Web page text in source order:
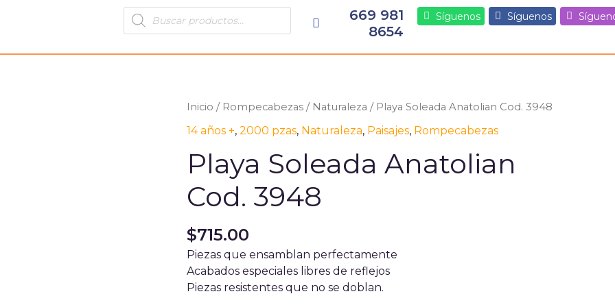
Products
search
669 981
8654
Síguenos Síguenos
Inicio / Rompecabezas / Naturaleza / Playa Soleada Anatolian Cod. 3948
14 años +, 2000 pzas, Naturaleza, Paisajes, Rompecabezas
Playa Soleada Anatolian
Cod. 3948
$715.00
Piezas que ensamblan perfectamente
Acabados especiales libres de reflejos
Piezas resistentes que no se doblan.